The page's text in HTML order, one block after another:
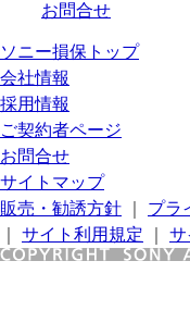
お問合せ
ソニー損保トップ
会社情報
採用情報
ご契約者ページ
お問合せ
サイトマップ
販売・勧誘方針
プラ
サイト利用規定 サ